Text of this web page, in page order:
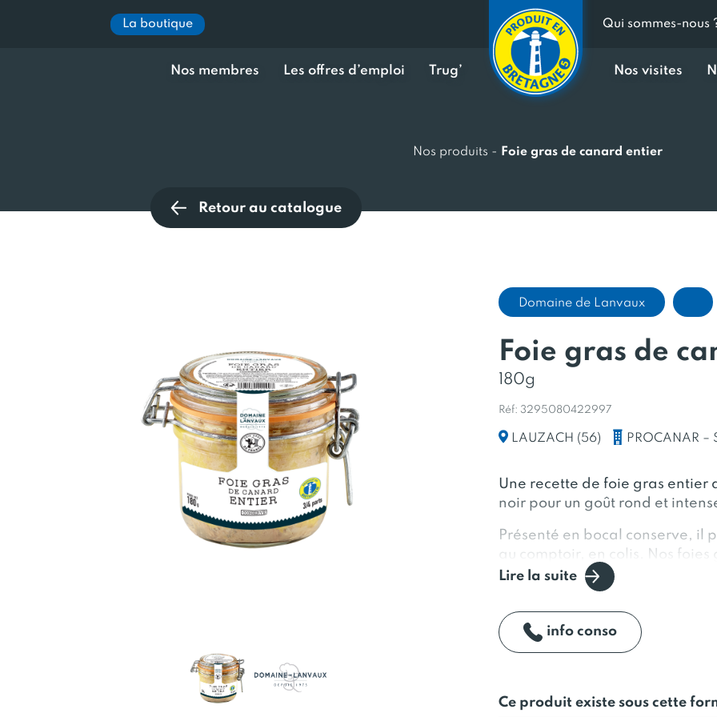
La boutique Qui sommes-nous
Nos membres Les offres d’emploi Trug’ Nos visites
Nos produits - Foie gras de canard entier
Retour au catalogue
Domaine de Lanvaux
Foie gras de
180g
Réf: 3295080422997
LAUZACH (56) PROCANAR –
Une recette de foie gras entier
noir pour un goût rond et
Présenté en bocal conserve, il
au comptoir, en colis. Nos
stockés plusieurs années dans
ambiante, tout en préservant
Domaine de Lanvaux,
gras, foies gras et charcuterie
Lire la suite
info conso
Ce produit existe sous cette